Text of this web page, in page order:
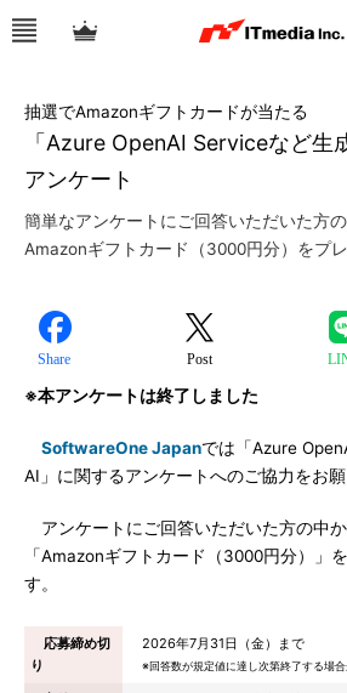
「Azure OpenAI Serviceなど生
アンケート
抽選でAmazonギフトカードが当たる
簡単なアンケートにご回答いただいた方
Amazonギフトカード（3000円分）をプレ
Share Post
※本アンケートは終了しました
SoftwareOne Japanでは「Azure
AI」に関するアンケートへのご協力をお願
アンケートにご回答いただいた方の中
「Amazonギフトカード（3000円分）」
す。
応募締め切
り
2026年7月31日（金）まで
※回答数が規定値に達し次第終了する場